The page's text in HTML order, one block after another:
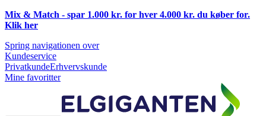
Mix & Match - spar 1.000 kr. for hver 4.000 kr. du køber for.
Klik her
Spring navigationen over
Kundeservice
PrivatkundeErhvervskunde
Mine favoritter